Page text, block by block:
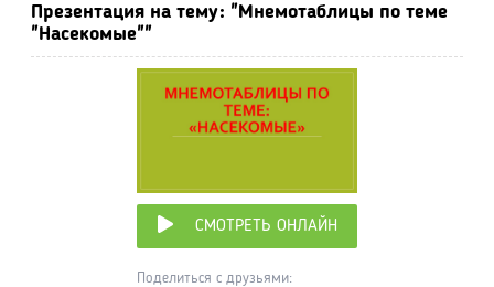
Презентация на тему: "Мнемотаблицы по теме
"Насекомые""
СМОТРЕТЬ ОНЛАЙН
Поделиться с друзьями: